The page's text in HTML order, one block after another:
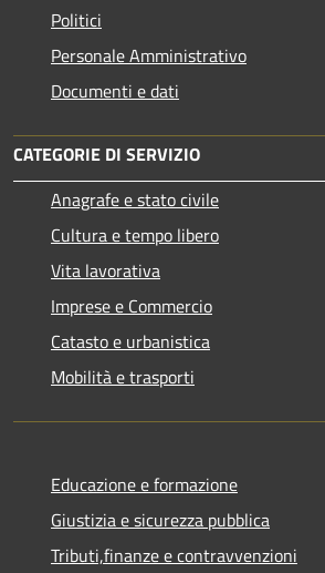
Politici
Personale Amministrativo
Documenti e dati
CATEGORIE DI SERVIZIO
Anagrafe e stato civile
Cultura e tempo libero
Vita lavorativa
Imprese e Commercio
Catasto e urbanistica
Mobilità e trasporti
Educazione e formazione
Giustizia e sicurezza pubblica
Tributi,finanze e contravvenzioni